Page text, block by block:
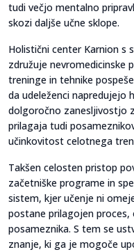
tudi večjo mentalno
skozi daljše učne sklope.
Holistični center Karnion s
združuje nevromedicinske
treninge in tehnike
da udeleženci napredujejo
dolgoročno zanesljivostjo
prilagaja tudi
učinkovitost celotnega
Takšen celosten pristop
začetniške programe in
sistem, kjer učenje ni
postane prilagojen
posameznika. S tem se
znanje, ki ga je mogoče